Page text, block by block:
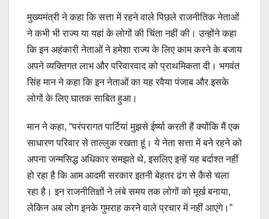
मुख्यमंत्री ने कहा कि सत्ता में रहने वाले पिछले राजनीतिक नेताओं
ने कभी भी राज्य या यहां के लोगों की चिंता नहीं की। उन्होंने कहा
कि इन अहंकारी नेताओं ने हमेशा राज्य के लिए काम करने के बजाय
अपने व्यक्तिगत लाभ और परिवारवाद को प्राथमिकता दी। भगवंत
सिंह मान ने कहा कि इन नेताओं का यह रवैया पंजाब और इसके
लोगों के लिए घातक साबित हुआ।
मान ने कहा, “परंपरागत पार्टियां मुझसे ईर्ष्या करती हैं क्योंकि मैं एक
साधारण परिवार से ताल्लुक रखता हूं। ये नेता सत्ता में बने रहने को
अपना जन्मसिद्ध अधिकार समझते थे, इसलिए इन्हें यह बर्दाश्त नहीं
हो रहा है कि आम आदमी सरकार इतनी बेहतर ढंग से कैसे चला
रहा है। इन राजनीतिज्ञों ने लंबे समय तक लोगों को मूर्ख बनाया,
लेकिन अब लोग इनके गुमराह करने वाले प्रचार में नहीं आएंगे।”